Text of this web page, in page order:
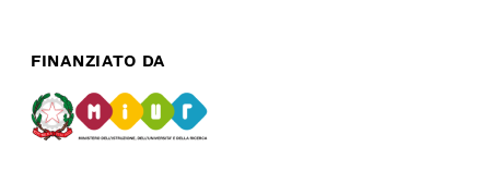
FINANZIATO DA